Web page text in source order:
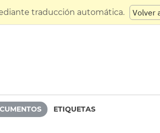
traducción automática. Volver
ETIQUETAS